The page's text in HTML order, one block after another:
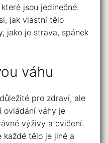
jsou jedinečné.
jak vlastní tělo
jako je strava, spánek
váhu
pro zdraví, ale
ovládání váhy je
výživy a cvičení.
každé tělo je jiné a